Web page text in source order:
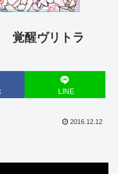
覚醒ヴリトラ
LINE
2016.12.12